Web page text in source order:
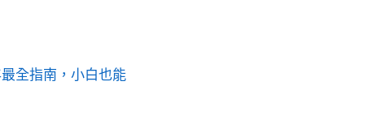
全指南，小白也能